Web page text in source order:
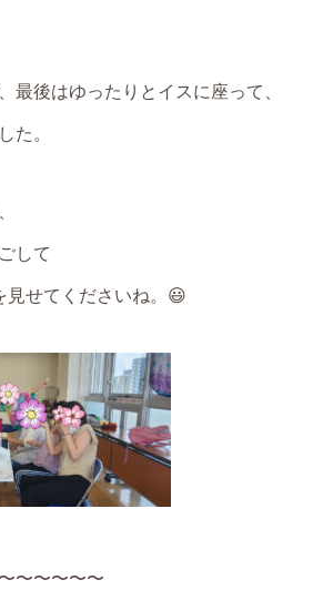
最後はゆったりとイスに座って、
た。
して
見せてくださいね。😃
〜〜〜〜〜